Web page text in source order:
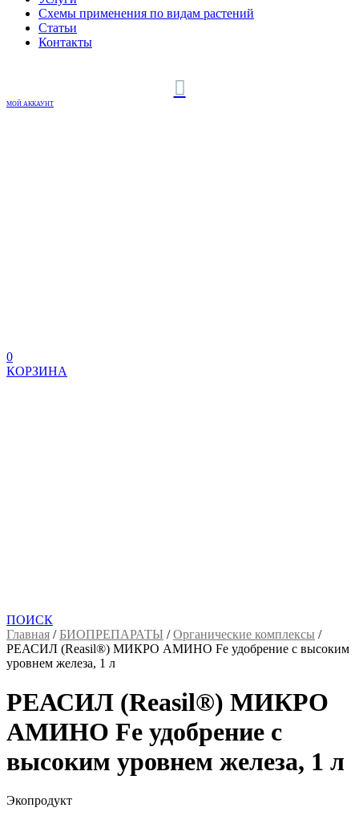
Схемы применения по видам растений
Статьи
Контакты
МОЙ АККАУНТ
0
КОРЗИНА
ПОИСК
Главная /БИОПРЕПАРАТЫ /Органические комплексы /
РЕАСИЛ (Reasil®) МИКРО АМИНО Fe удобрение с высоким
уровнем железа, 1 л
РЕАСИЛ (Reasil®) МИКРО
АМИНО Fe удобрение с
высоким уровнем железа, 1 л
Экопродукт